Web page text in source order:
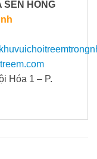
SEN HỒNG
Hóa 1 – P.